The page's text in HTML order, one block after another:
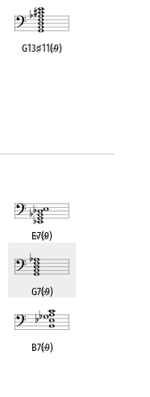
G13♯11(♭9)
E♭7(♭9)
G7(♭9)
B7(♭9)